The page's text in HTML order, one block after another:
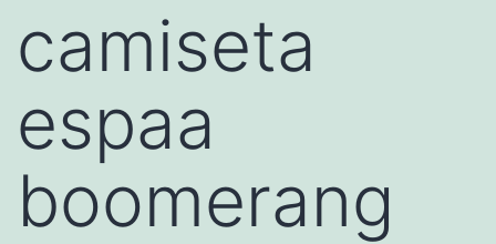
camiseta
espaa
boomerang